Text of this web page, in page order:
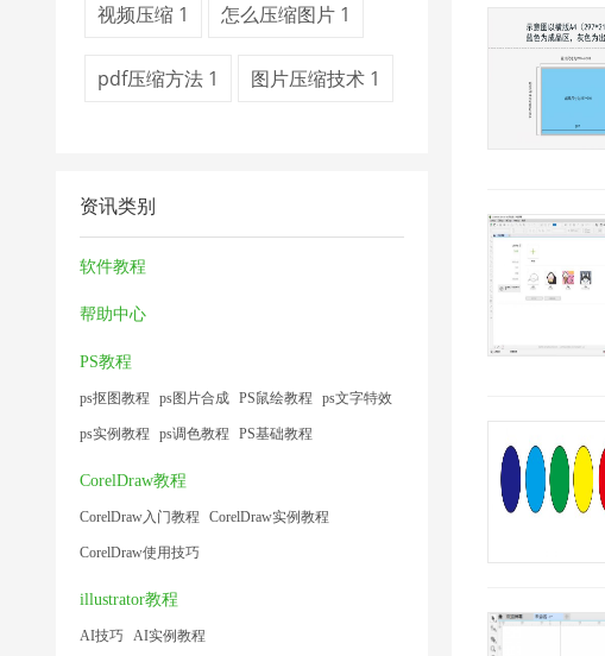
视频压缩 1 怎么压缩图片 1
pdf压缩方法 1 图片压缩技术 1
资讯类别
软件教程
帮助中心
PS教程
ps抠图教程 ps图片合成 PS鼠绘教程 ps文字特效
ps实例教程 ps调色教程 PS基础教程
CorelDraw教程
CorelDraw入门教程 CorelDraw实例教程
CorelDraw使用技巧
illustrator教程
AI技巧 AI实例教程